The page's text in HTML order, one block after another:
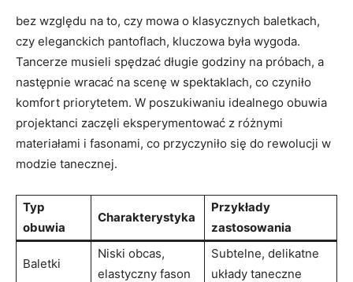
bez względu na to, czy mowa o klasycznych baletkach,
czy eleganckich pantoflach, kluczowa była wygoda.
Tancerze musieli spędzać długie godziny na próbach, a
następnie wracać na scenę w spektaklach, co czyniło
komfort priorytetem. W poszukiwaniu idealnego obuwia
projektanci zaczęli eksperymentować z różnymi
materiałami i fasonami, co przyczyniło się do rewolucji w
modzie tanecznej.
Typ
obuwia
Charakterystyka
Przykłady
zastosowania
Baletki
Niski obcas,
elastyczny fason
Subtelne, delikatne
układy taneczne